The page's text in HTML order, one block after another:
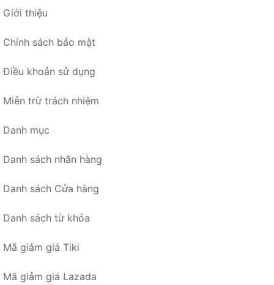
Giới thiệu
Chính sách bảo mật
Điều khoản sử dụng
Miễn trừ trách nhiệm
Danh mục
Danh sách nhãn hàng
Danh sách Cửa hàng
Danh sách từ khóa
Mã giảm giá Tiki
Mã giảm giá Lazada